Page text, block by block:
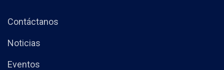
Contáctanos
Noticias
Eventos